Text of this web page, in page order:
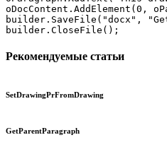
oDocContent.AddElement(0,
builder.SaveFile("docx",
builder.CloseFile();
Рекомендуемые статьи
SetDrawingPrFromDrawing
GetParentParagraph